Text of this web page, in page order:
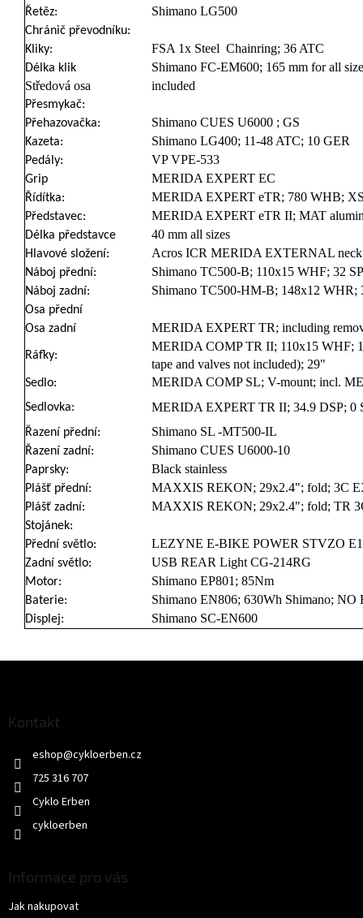
Řetěz:
Shimano LG500
Chránič převodníku:
Kliky:
FSA 1x Steel Chainring; 36 ATC
Délka klik
Shimano FC-EM600; 165 mm for all
Středová osa
included
Přesmykač:
Přehazovačka:
Shimano CUES U6000 ; GS
Kazeta: Shimano LG400; 11-48 ATC; 10 GER
Pedály: VP VPE-533
Grip MERIDA EXPERT EC
Řídítka: MERIDA EXPERT eTR; 780 WHB;
Představec: MERIDA EXPERT eTR II; MAT
Délka představce 40 mm all sizes
Hlavové složení: Acros ICR MERIDA EXTERNAL
Náboj přední: Shimano TC500-B; 110x15 WHF; 32
Náboj zadní: Shimano TC500-HM-B; 148x12 WHR;
Osa přední
Osa zadní
MERIDA EXPERT TR; including
Ráfky:
MERIDA COMP TR II; 110x15 WHF;
tape and valves not included); 29"
Sedlo: MERIDA COMP SL; V-mount; incl.
Sedlovka: MERIDA EXPERT TR II; 34.9 DSP; 0
Řazení přední: Shimano SL -MT500-IL
Řazení zadní: Shimano CUES U6000-10
Paprsky: Black stainless
Plášť přední: MAXXIS REKON; 29x2.4"; fold; 3C
Plášť zadní: MAXXIS REKON; 29x2.4"; fold; TR
Stojánek:
Přední světlo:
LEZYNE E-BIKE POWER STVZO
Zadní světlo: USB REAR Light CG-214RG
Motor: Shimano EP801; 85Nm
Baterie: Shimano EN806; 630Wh Shimano; NO
Displej: Shimano SC-EN600
Kontakt
eshop@cykloerben.cz
725 316 707
Cyklo Erben
cykloerben
Informace pro vás
Jak nakupovat